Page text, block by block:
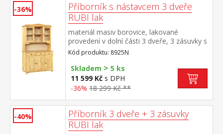
-36%
Příborník s nástavcem 3 dveře
RUBI lak
materiál masiv borovice, lakované
provedení v dolní části 3 dveře, 3 zásuvky s
kovovými pojezdy v horní části dvoje
prosklené dveře
Kód produktu: 8925N
Skladem > 5 ks
11 599 Kč s DPH
-36% 18 299 Kč **
-40%
Příborník 3 dveře + 3 zásuvky
RUBI lak